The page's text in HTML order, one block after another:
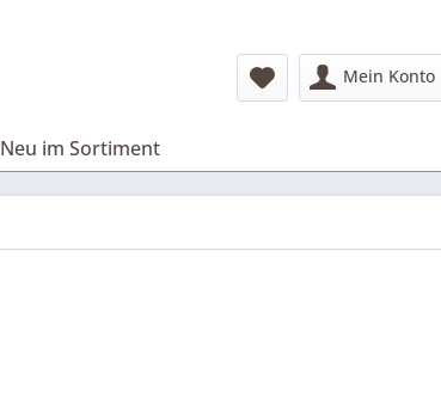
Mein Konto
Neu im Sortiment